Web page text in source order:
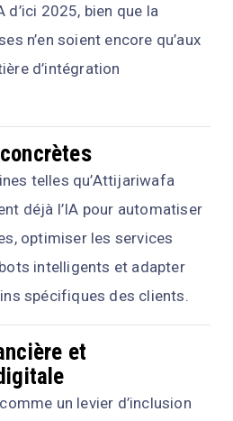
2025, bien que la
n’en soient encore qu’aux
d’intégration
telles qu’Attijariwafa
déjà l’IA pour automatiser
optimiser les services
intelligents et adapter
spécifiques des clients.
et
un levier d’inclusion